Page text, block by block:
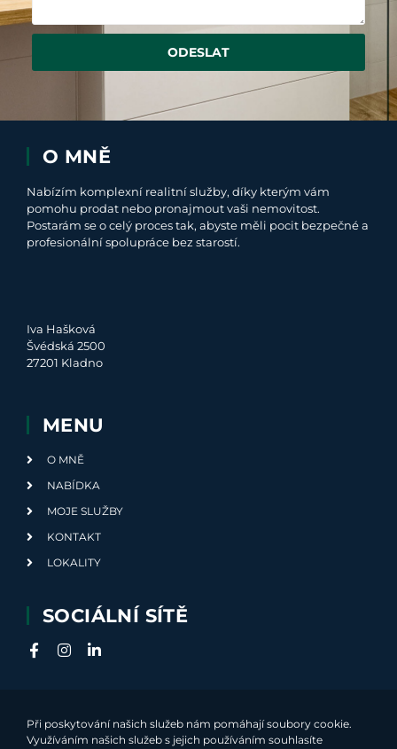
ODESLAT
O MNĚ
Nabízím komplexní realitní služby, díky kterým vám
pomohu prodat nebo pronajmout vaši nemovitost.
Postarám se o celý proces tak, abyste měli pocit bezpečné a
profesionální spolupráce bez starostí.
Iva Hašková
Švédská 2500
27201 Kladno
MENU
O MNĚ
NABÍDKA
MOJE SLUŽBY
KONTAKT
LOKALITY
SOCIÁLNÍ SÍTĚ
Při poskytování našich služeb nám pomáhají soubory cookie.
Využíváním našich služeb s jejich používáním souhlasíte